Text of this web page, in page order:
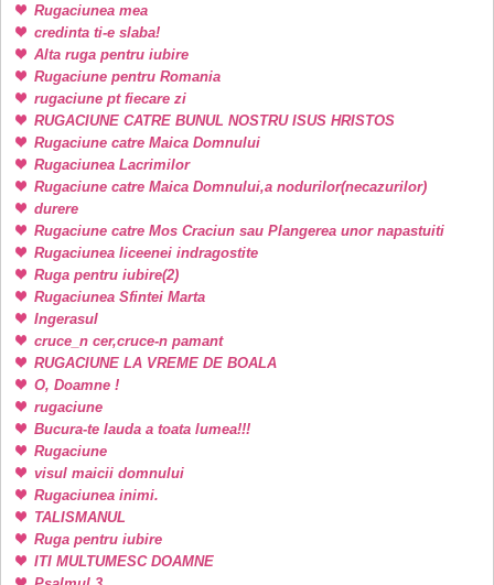
Rugaciunea mea
credinta ti-e slaba!
Alta ruga pentru iubire
Rugaciune pentru Romania
rugaciune pt fiecare zi
RUGACIUNE CATRE BUNUL NOSTRU ISUS HRISTOS
Rugaciune catre Maica Domnului
Rugaciunea Lacrimilor
Rugaciune catre Maica Domnului,a nodurilor(necazurilor)
durere
Rugaciune catre Mos Craciun sau Plangerea unor napastuiti
Rugaciunea liceenei indragostite
Ruga pentru iubire(2)
Rugaciunea Sfintei Marta
Ingerasul
cruce_n cer,cruce-n pamant
RUGACIUNE LA VREME DE BOALA
O, Doamne !
rugaciune
Bucura-te lauda a toata lumea!!!
Rugaciune
visul maicii domnului
Rugaciunea inimi.
TALISMANUL
Ruga pentru iubire
ITI MULTUMESC DOAMNE